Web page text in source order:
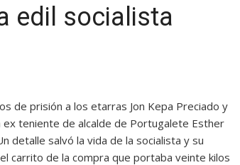
edil socialista
de prisión a los etarras Jon Kepa Preciado y
teniente de alcalde de Portugalete Esther
detalle salvó la vida de la socialista y su
carrito de la compra que portaba veinte kilos